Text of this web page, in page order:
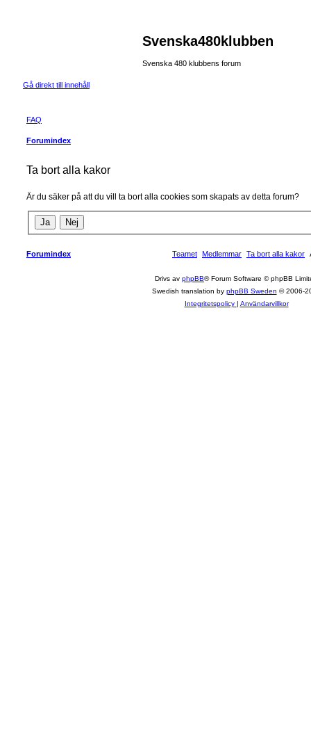
Svenska480klubben
Svenska 480 klubbens forum
Gå direkt till innehåll
FAQ
Forumindex
Ta bort alla kakor
Är du säker på att du vill ta bort alla cookies som skapats av detta forum?
Forumindex Ta bort alla kakor
Medlemmar
Teamet
Drivs av phpBB® Forum Software © phpBB
Swedish translation by phpBB Sweden © 2006-
Integritetspolicy | Användarvillkor